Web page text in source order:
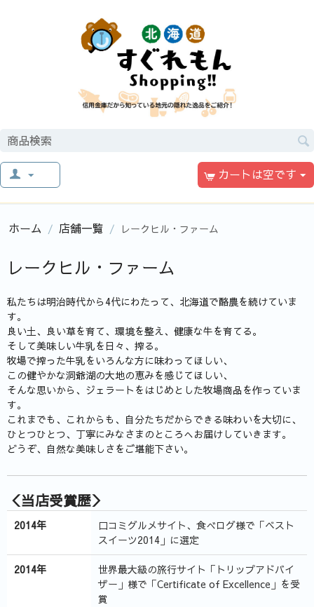
カートは空です
ホーム / 店舗一覧 / レークヒル・ファーム
レークヒル・ファーム
私たちは明治時代から4代にわたって、北海道で酪農を続けていま
す。
良い土、良い草を育て、環境を整え、健康な牛を育てる。
そして美味しい牛乳を日々、搾る。
牧場で搾った牛乳をいろんな方に味わってほしい、
この健やかな洞爺湖の大地の恵みを感じてほしい、
そんな思いから、ジェラートをはじめとした牧場商品を作っていま
す。
これまでも、これからも、自分たちだからできる味わいを大切に、
ひとつひとつ、丁寧にみなさまのところへお届けしていきます。
どうぞ、自然な美味しさをご堪能下さい。
＜当店受賞歴＞
2014年
口コミグルメサイト、食べログ様で「ベスト
スイーツ2014」に選定
2014年
世界最大級の旅行サイト「トリップアドバイ
ザー」様で「Certificate of Excellence」を受
賞